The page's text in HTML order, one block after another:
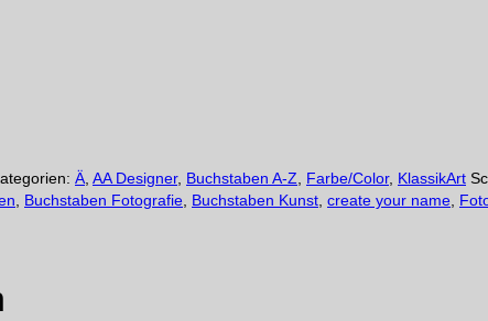
Ä AA Designer, Buchstaben A-Z Farbe/Color, KlassikArt
Buchstaben Fotografie Buchstaben Kunst create your name